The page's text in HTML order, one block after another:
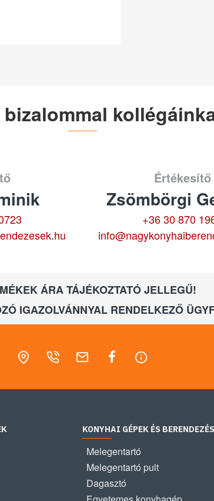
bizalommal
Értékesítő
Zsömbörgi
+36 30 870
ÁRA TÁJÉKOZTATÓ JELLEGŰ!
IGAZOLVÁNNYAL RENDELKEZŐ
KONYHAI GÉPEK ÉS
Melegentartó
Melegentartó pult
Dagasztó